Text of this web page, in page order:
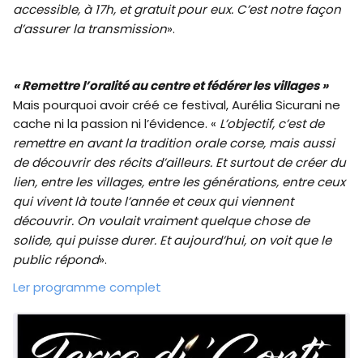
accessible, à 17h, et gratuit pour eux. C’est notre façon
d’assurer la transmission».
« Remettre l’oralité au centre et fédérer les villages »
Mais pourquoi avoir créé ce festival, Aurélia Sicurani ne
cache ni la passion ni l’évidence. « L’objectif, c’est de
remettre en avant la tradition orale corse, mais aussi
de découvrir des récits d’ailleurs. Et surtout de créer du
lien, entre les villages, entre les générations, entre ceux
qui vivent là toute l’année et ceux qui viennent
découvrir. On voulait vraiment quelque chose de
solide, qui puisse durer. Et aujourd’hui, on voit que le
public répond».
Ler programme complet